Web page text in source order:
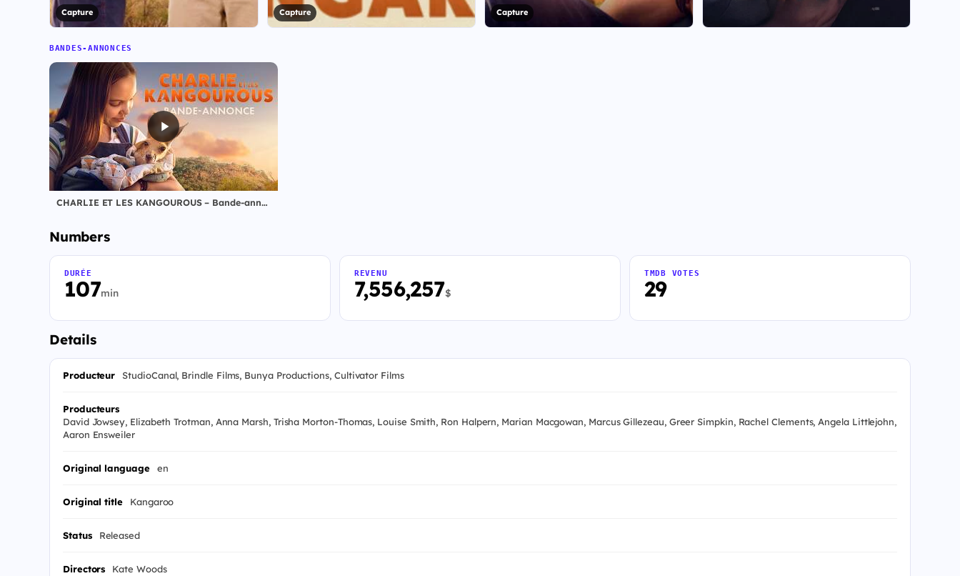
Capture Capture Capture
BANDES-ANNONCES
CHARLIE ET LES KANGOUROUS – Bande-annonce Officielle (2026)
Numbers
107min
DURÉE
7,556,257$
REVENU
29
TMDB VOTES
Details
Producteur StudioCanal, Brindle Films, Bunya Productions, Cultivator Films
Producteurs
David Jowsey, Elizabeth Trotman, Anna Marsh, Trisha Morton-Thomas, Louise Smith, Ron Halpern, Marian Macgowan, Marcus Gillezeau, Greer Simpkin, Rachel Clements, Angela Littlejohn,
Aaron Ensweiler
Original language en
Original title Kangaroo
Status Released
Directors Kate Woods